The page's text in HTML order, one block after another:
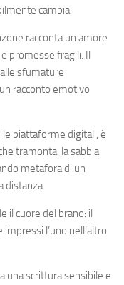
cambia.
racconta un amore
promesse fragili. Il
sfumature
racconto emotivo
le piattaforme digitali, è
tramonta, la sabbia
metafora di un
distanza.
il cuore del brano: il
l’uno nell’altro
una scrittura sensibile e